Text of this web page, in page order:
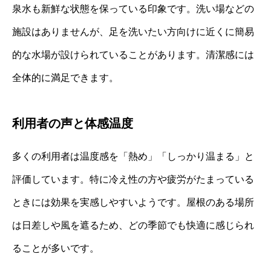
泉水も新鮮な状態を保っている印象です。洗い場などの
施設はありませんが、足を洗いたい方向けに近くに簡易
的な水場が設けられていることがあります。清潔感には
全体的に満足できます。
利用者の声と体感温度
多くの利用者は温度感を「熱め」「しっかり温まる」と
評価しています。特に冷え性の方や疲労がたまっている
ときには効果を実感しやすいようです。屋根のある場所
は日差しや風を遮るため、どの季節でも快適に感じられ
ることが多いです。